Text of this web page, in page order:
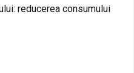
reducerea consumului